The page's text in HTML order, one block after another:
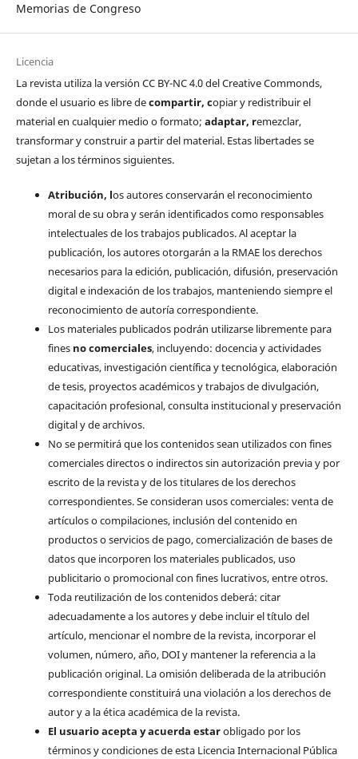
Memorias de Congreso
Licencia
La revista utiliza la versión CC BY-NC 4.0 del Creative Commonds,
donde el usuario es libre decompartir, copiar y redistribuir el
material en cualquier medio o formato; adaptar, remezclar,
transformar y construir a partir del material. Estas libertades se
sujetan a los términos siguientes.
Atribución, los autores conservarán el reconocimiento
moral de su obra y serán identificados como responsables
intelectuales de los trabajos publicados. Al aceptar la
publicación, los autores otorgarán a la RMAE los derechos
necesarios para la edición, publicación, difusión, preservación
digital e indexación de los trabajos, manteniendo siempre el
reconocimiento de autoría correspondiente.
Los materiales publicados podrán utilizarse libremente para
fines no comerciales, incluyendo: docencia y actividades
educativas, investigación científica y tecnológica, elaboración
de tesis, proyectos académicos y trabajos de divulgación,
capacitación profesional, consulta institucional y preservación
digital y de archivos.
No se permitirá que los contenidos sean utilizados con fines
comerciales directos o indirectos sin autorización previa y por
escrito de la revista y de los titulares de los derechos
correspondientes. Se consideran usos comerciales: venta de
artículos o compilaciones, inclusión del contenido en
productos o servicios de pago, comercialización de bases de
datos que incorporen los materiales publicados, uso
publicitario o promocional con fines lucrativos, entre otros.
Toda reutilización de los contenidos deberá: citar
adecuadamente a los autores y debe incluir el título del
artículo, mencionar el nombre de la revista, incorporar el
volumen, número, año, DOI y mantener la referencia a la
publicación original. La omisión deliberada de la atribución
correspondiente constituirá una violación a los derechos de
autor y a la ética académica de la revista.
El usuario acepta y acuerda estarobligado por los
términos y condiciones de esta Licencia Internacional Pública